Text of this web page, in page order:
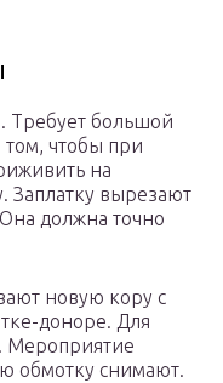
Требует большой
том, чтобы при
на
Заплатку вырезают
должна точно
новую кору с
доноре. Для
Мероприятие
обмотку снимают.